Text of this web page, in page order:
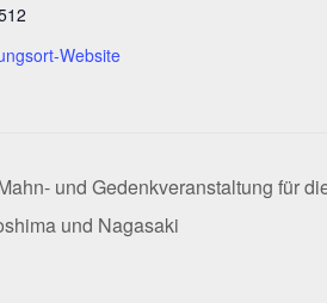
Website
und Gedenkveranstaltung für
und Nagasaki